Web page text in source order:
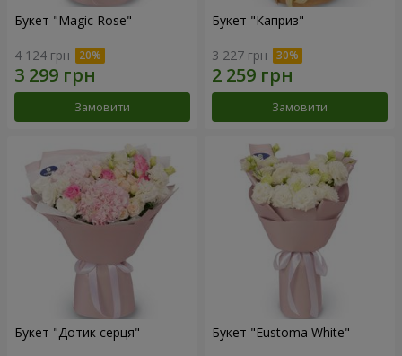
Букет "Magic Rose"
4 124 грн
Замовити
Букет "Каприз"
3 227 грн
Замовити
Букет "Дотик серця" Букет "Eustoma White"